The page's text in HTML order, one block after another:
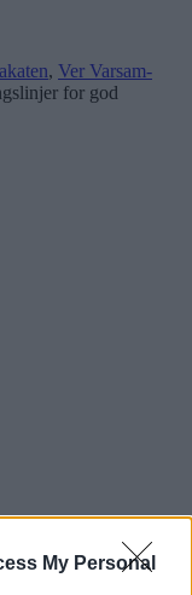
My Personal
, Ver Varsam-
for god